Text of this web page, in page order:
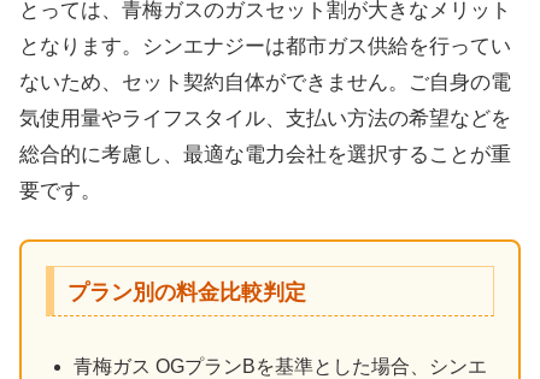
とっては、青梅ガスのガスセット割が大きなメリット
となります。シンエナジーは都市ガス供給を行ってい
ないため、セット契約自体ができません。ご自身の電
気使用量やライフスタイル、支払い方法の希望などを
総合的に考慮し、最適な電力会社を選択することが重
要です。
プラン別の料金比較判定
青梅ガス OGプランBを基準とした場合、シンエ